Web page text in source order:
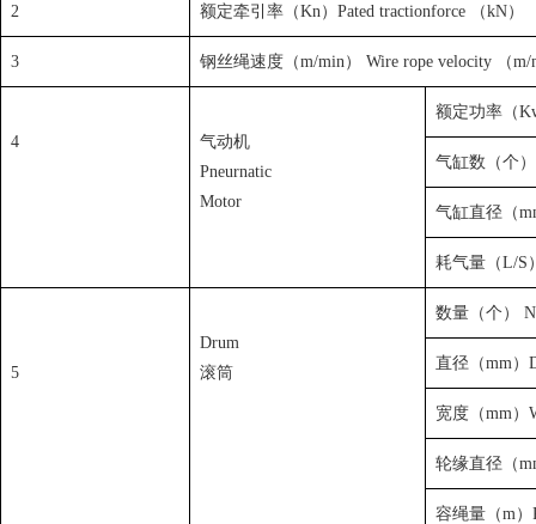
2 额定牵引率（Kn）Pated tractionforce （kN）
3 钢丝绳速度（m/min） Wire rope velocity （m/
4
气动机
Pneurnatic
Motor
额定功率（
气缸数（个）
气缸直径（
耗气量（L/S
5
Drum
滚筒
数量（个）
直径（mm）
宽度（mm）
轮缘直径（
容绳量（m）